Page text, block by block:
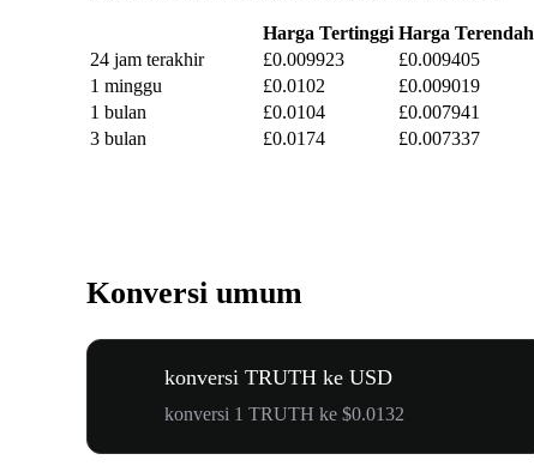
Harga Tertinggi Harga Terendah
24 jam terakhir
£0.009923 £0.009405
1 minggu
£0.0102 £0.009019
1 bulan
£0.0104 £0.007941
3 bulan
£0.0174 £0.007337
Konversi umum
konversi TRUTH ke USD
konversi 1 TRUTH ke $0.0132